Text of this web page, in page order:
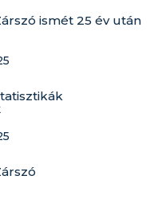
ismét 25 év után